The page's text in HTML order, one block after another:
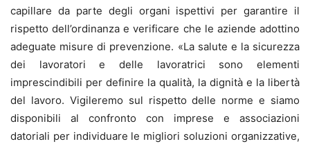
capillare da parte degli organi ispettivi per garantire il
rispetto dell’ordinanza e verificare che le aziende adottino
adeguate misure di prevenzione. «La salute e la sicurezza
dei lavoratori e delle lavoratrici sono elementi
imprescindibili per definire la qualità, la dignità e la libertà
del lavoro. Vigileremo sul rispetto delle norme e siamo
disponibili al confronto con imprese e associazioni
datoriali per individuare le migliori soluzioni organizzative,